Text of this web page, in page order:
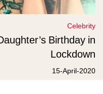
Celebrity
Birthday in
Lockdown
15-April-2020